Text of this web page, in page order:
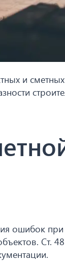
и сметных
ошибок при
Ст.